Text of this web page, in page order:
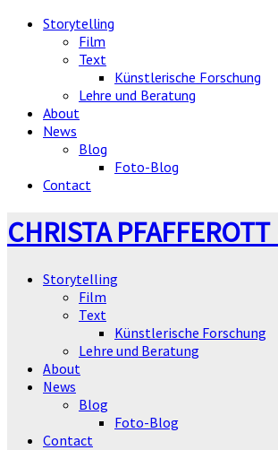
Storytelling
Film
Text
Künstlerische Forschung
Lehre und Beratung
About
News
Blog
Foto-Blog
Contact
CHRISTA PFAFFEROTT
Storytelling
Film
Text
Künstlerische Forschung
Lehre und Beratung
About
News
Blog
Foto-Blog
Contact